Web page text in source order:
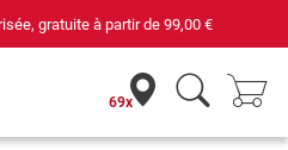
gratuite à partir de 99,00 €
69x